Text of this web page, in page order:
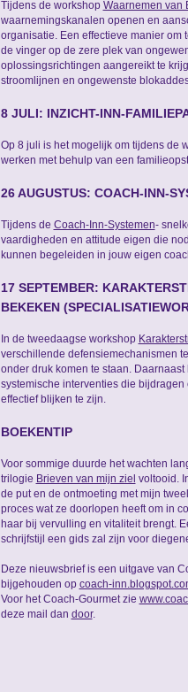
Tijdens de workshop Waarnemen van
waarnemingskanalen openen en
organisatie. Een effectieve manier
de vinger op de zere plek van
oplossingsrichtingen aangereikt te
stroomlijnen en ongewenste
8 JULI: INZICHT-INN-
Op 8 juli is het mogelijk om tijdens de
werken met behulp van een
26 AUGUSTUS: COACH-INN-
Tijdens de Coach-Inn-Systemen-
vaardigheden en attitude eigen die
kunnen begeleiden in jouw eigen
17 SEPTEMBER:
BEKEKEN
In de tweedaagse workshop
verschillende defensiemechanismen
onder druk komen te staan.
systemische interventies die
effectief blijken te zijn.
BOEKENTIP
Voor sommige duurde het wachten
trilogie Brieven van mijn ziel voltooid.
de put en de ontmoeting met mijn
proces wat ze doorlopen heeft om in
haar bij vervulling en vitaliteit brengt.
schrijfstijl een gids zal zijn voor
Deze nieuwsbrief is een uitgave van
bijgehouden op coach-
Voor het Coach-Gourmet zie
deze mail dan door.